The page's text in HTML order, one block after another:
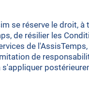
se réserve le droit,
de résilier les
de
de